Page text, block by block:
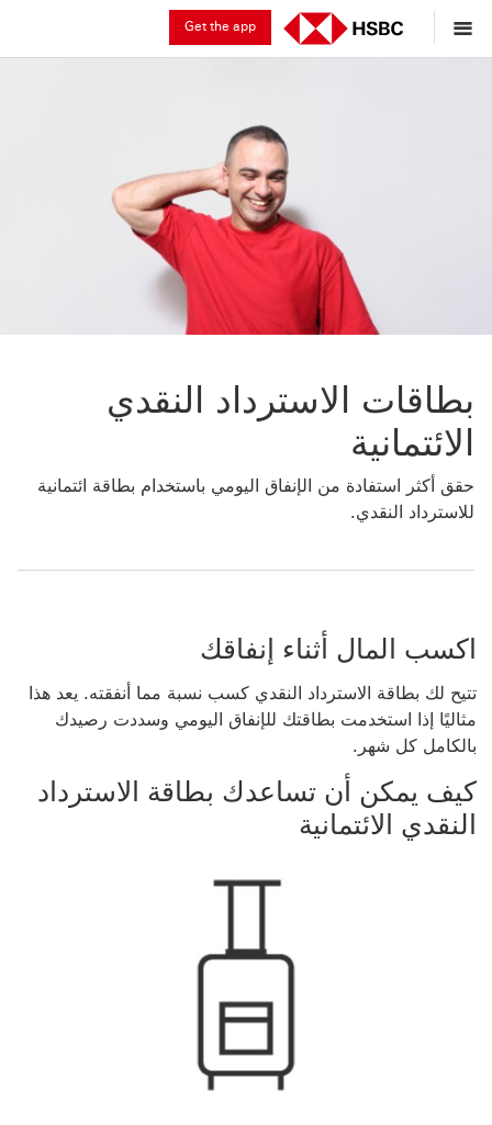
Get the app
بطاقات الاسترداد النقدي
الائتمانية
حقق أكثر استفادة من الإنفاق اليومي باستخدام بطاقة ائتمانية
للاسترداد النقدي.
اكسب المال أثناء إنفاقك
تتيح لك بطاقة الاسترداد النقدي كسب نسبة مما أنفقته. يعد هذا
مثاليًا إذا استخدمت بطاقتك للإنفاق اليومي وسددت رصيدك
بالكامل كل شهر.
كيف يمكن أن تساعدك ‏‫بطاقة الاسترداد
النقدي الائتمانية